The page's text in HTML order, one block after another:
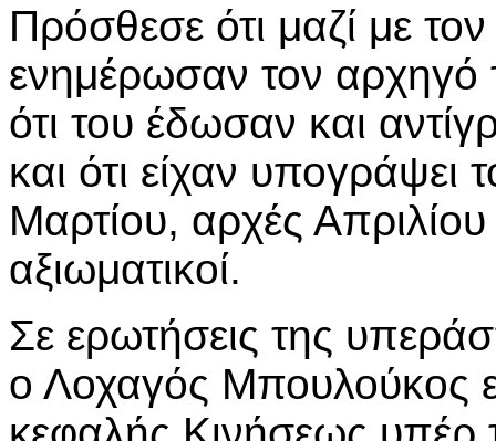
Πρόσθεσε ότι μαζί με
ενημέρωσαν τον αρχηγό
ότι του έδωσαν και
και ότι είχαν υπογράψει
Μαρτίου, αρχές
αξιωματικοί.
Σε ερωτήσεις της
ο Λοχαγός Μπουλούκος